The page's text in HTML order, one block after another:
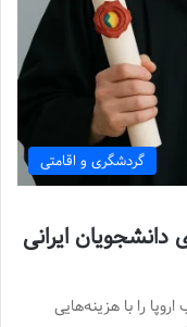
گردشگری و اقامتی
دانشجویان ایرانی
را با هزینه‌هایی